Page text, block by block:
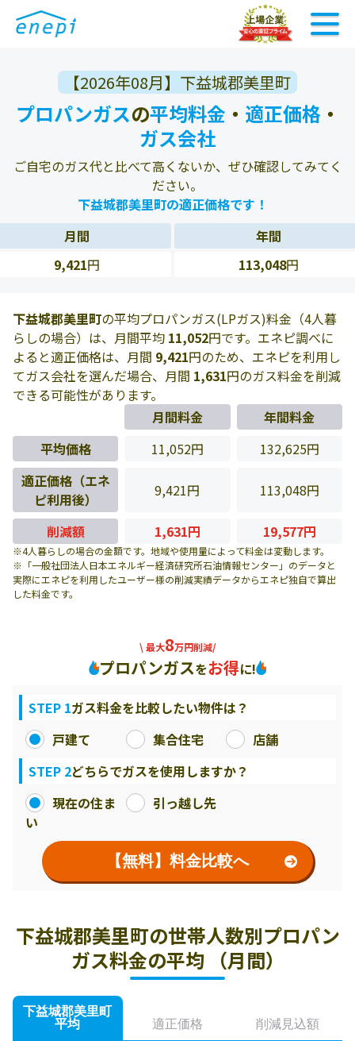
【2026年08月】下益城郡美里町
プロパンガスの平均料金 ・ 適正価格 ・
ガス会社
ご自宅のガス代と比べて高くないか、ぜひ確認してみてく
ださい。
下益城郡美里町の適正価格です！
月間
年間
9,421円 113,048円
下益城郡美里町の平均プロパンガス(LPガス)料金（4人暮
らしの場合）は、月間平均 11,052円です。エネピ調べに
よると適正価格は、月間 9,421円のため、エネピを利用し
てガス会社を選んだ場合、月間 1,631円のガス料金を削減
できる可能性があります。
月間料金
年間料金
平均価格
11,052円
132,625円
適正価格（エネ
ピ利用後）
9,421円 113,048円
削減額 1,631円 19,577円
※4人暮らしの場合の金額です。地域や使用量によって料金は変動します。
※「一般社団法人日本エネルギー経済研究所石油情報センター」のデータと
実際にエネピを利用したユーザー様の削減実績データからエネピ独自で算出
した料金です。
\ 最大8万円削減/
プロパンガスをお得に!
STEP 1ガス料金を比較したい物件は？
戸建て
集合住宅
店舗
STEP 2どちらでガスを使用しますか？
現在の住ま
い
引っ越し先
【無料】料金比較へ
下益城郡美里町の世帯人数別プロパン
ガス料金の平均 （月間）
下益城郡美里町
平均
適正価格 削減見込額